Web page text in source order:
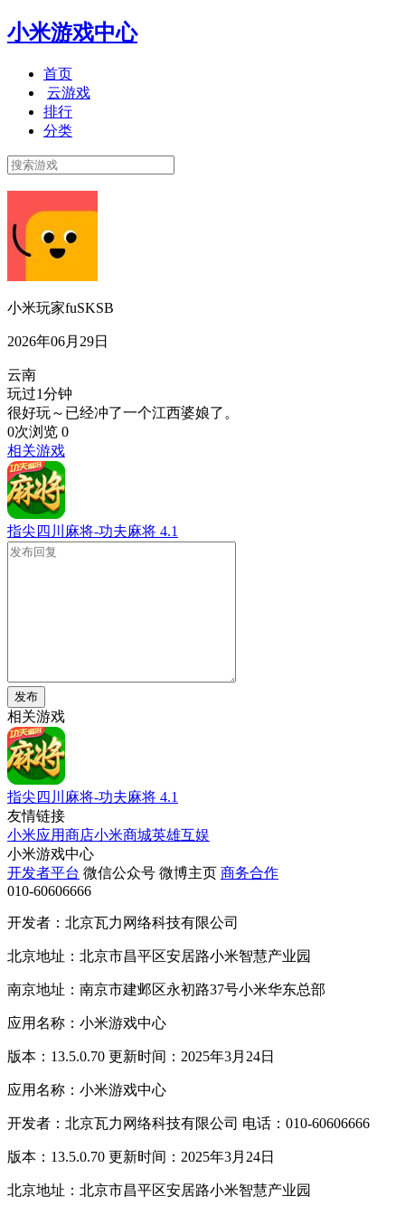
小米游戏中心
首页
云游戏
排行
分类
小米玩家fuSKSB
2026年06月29日
云南
玩过1分钟
很好玩～已经冲了一个江西婆娘了。
0次浏览 0
相关游戏
指尖四川麻将-功夫麻将 4.1
发布
相关游戏
指尖四川麻将-功夫麻将 4.1
友情链接
小米应用商店小米商城英雄互娱
小米游戏中心
开发者平台 微信公众号 微博主页 商务合作
010-60606666
开发者：北京瓦力网络科技有限公司
北京地址：北京市昌平区安居路小米智慧产业园
南京地址：南京市建邺区永初路37号小米华东总部
应用名称：小米游戏中心
版本：13.5.0.70 更新时间：2025年3月24日
应用名称：小米游戏中心
开发者：北京瓦力网络科技有限公司 电话：010-60606666
版本：13.5.0.70 更新时间：2025年3月24日
北京地址：北京市昌平区安居路小米智慧产业园